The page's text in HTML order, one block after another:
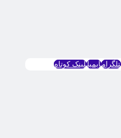
تلگرامایمیللینک کوتاه